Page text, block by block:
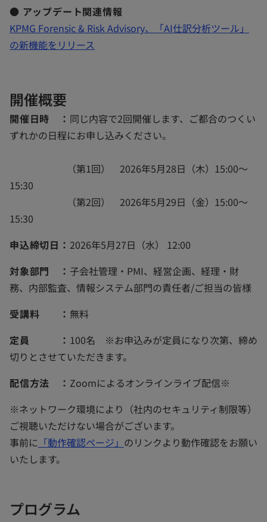
開
く
タ
ブ
で
● アップデート関連情報
KPMG Forensic & Risk Advisory、「AI仕訳分析ツール」
の新機能をリリース
ブ
で
開
く
開催概要
開催日時 ： 同じ内容で2回開催します、ご都合のつくい
ずれかの日程にお申し込みください。
（第1回） 2026年5月28日（木）15:00～
15:30
（第2回） 2026年5月29日（金）15:00～
15:30
申込締切日： 2026年5月27日（水） 12:00
対象部門 ： 子会社管理・PMI、経営企画、経理・財
務、内部監査、情報システム部門の責任者/ご担当の皆様
受講料 ： 無料
定員 ： 100名 ※お申込みが定員になり次第、締め
切りとさせていただきます。
配信方法 ： Zoomによるオンラインライブ配信※
※ネットワーク環境により（社内のセキュリティ制限等）
ご視聴いただけない場合がございます。
事前に 「動作確認ページ」 新
のリンクより動作確認をお願い
いたします。
プログラム